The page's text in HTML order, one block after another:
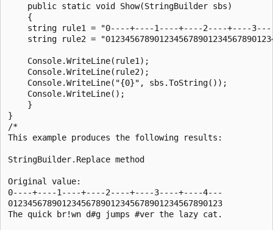
    public static void Show(StringBuilder sbs)
    {
string rule1 = "0----+----1----+----2----+----
string rule2 =
    Console.WriteLine(rule1);
    Console.WriteLine(rule2);
    Console.WriteLine("{0}", sbs.ToString());
    Console.WriteLine();
    }
}
/*
This example produces the following results:
StringBuilder.Replace method
Original value:
0----+----1----+----2----+----3----+----4---
01234567890123456789012345678901234567890123
The quick br!wn d#g jumps #ver the lazy cat.